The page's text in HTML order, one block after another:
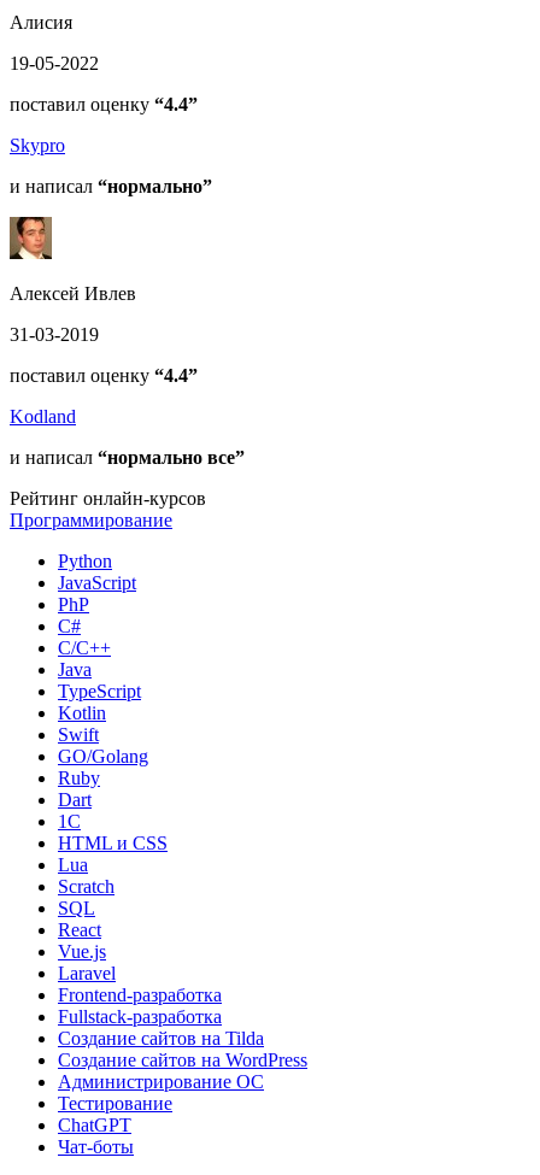
Алисия
19-05-2022
поставил оценку “4.4”
Skypro
и написал “нормально”
Алексей Ивлев
31-03-2019
поставил оценку “4.4”
Kodland
и написал “нормально все”
Рейтинг онлайн-курсов
Программирование
Python
JavaScript
PhP
C#
С/C++
Java
TypeScript
Kotlin
Swift
GO/Golang
Ruby
Dart
1С
HTML и CSS
Lua
Scratch
SQL
React
Vue.js
Laravel
Frontend-разработка
Fullstack-разработка
Создание сайтов на Tilda
Создание сайтов на WordPress
Администрирование ОС
Тестирование
ChatGPT
Чат-боты